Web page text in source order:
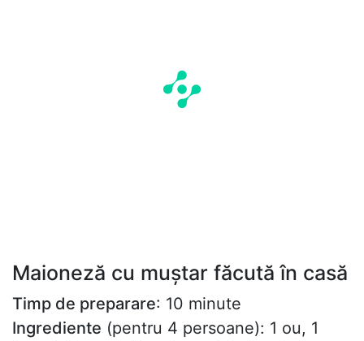
Maioneză cu muștar făcută în casă
Timp de preparare: 10 minute
Ingrediente (pentru 4 persoane): 1 ou, 1